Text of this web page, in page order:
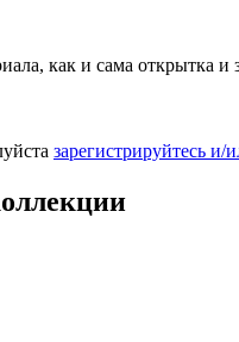
как и сама
зарегистрируйтесь и/